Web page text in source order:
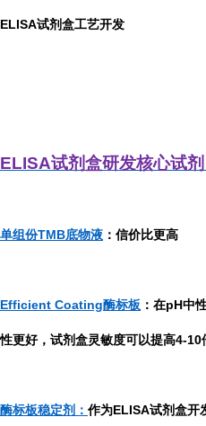
ELISA试剂盒工艺开发
ELISA试剂盒研发核心试剂
单组份TMB底物液 ：信价比更高
Efficient Coating酶标板 ：在pH中
性更好，试剂盒灵敏度可以提高4-10
酶标板稳定剂： 作为ELISA试剂盒开